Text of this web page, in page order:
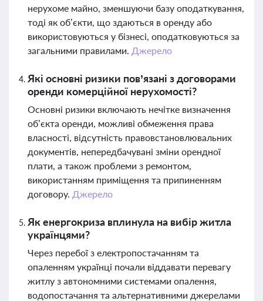
нерухоме майно, зменшуючи базу оподаткування,
тоді як об’єкти, що здаються в оренду або
використовуються у бізнесі, оподатковуються за
загальними правилами. Джерело
Які основні ризики пов’язані з договорами
оренди комерційної нерухомості?
Основні ризики включають нечітке визначення
об’єкта оренди, можливі обмеження права
власності, відсутність правовстановлювальних
документів, непередбачувані зміни орендної
плати, а також проблеми з ремонтом,
використанням приміщення та припиненням
договору. Джерело
Як енергокриза вплинула на вибір житла
українцями?
Через перебої з електропостачанням та
опаленням українці почали віддавати перевагу
житлу з автономними системами опалення,
водопостачання та альтернативними джерелами